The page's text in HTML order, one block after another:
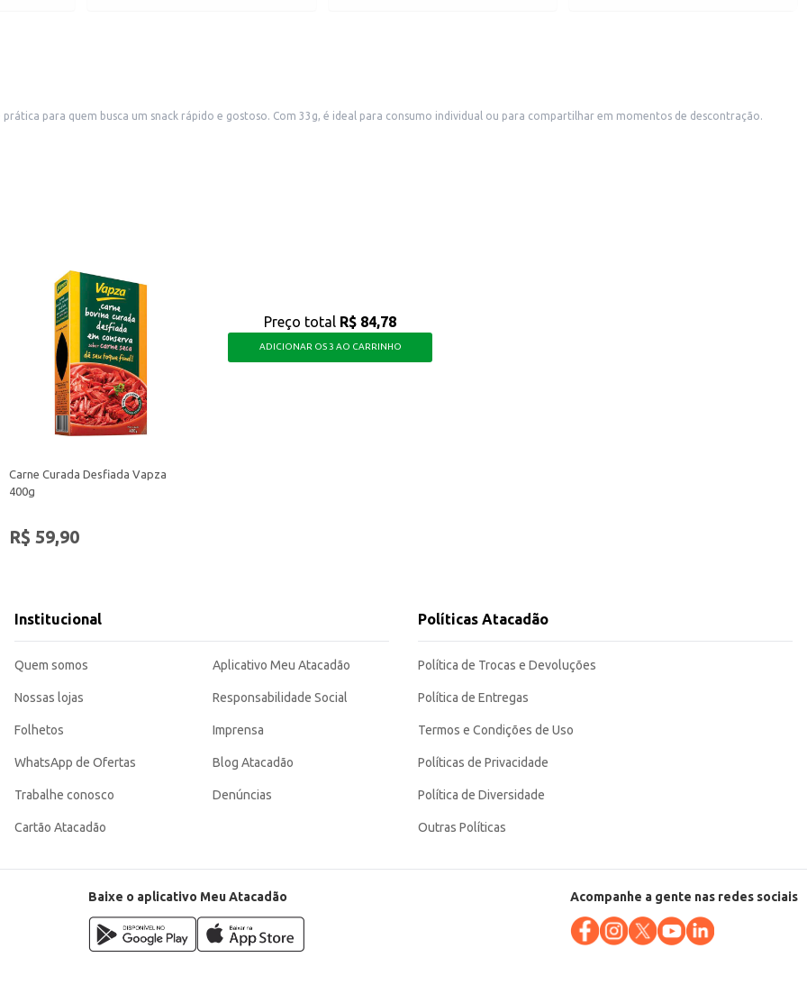
para quem busca um snack rápido e gostoso. Com 33g, é ideal para consumo individual ou para compartilhar em momentos de descontração.
Carne Curada Desfiada Vapza
400g
R$ 59,90
Preço total R$ 84,78
ADICIONAR OS 3 AO CARRINHO
Institucional
Quem somos
Nossas lojas
Folhetos
WhatsApp de Ofertas
Trabalhe conosco
Cartão Atacadão
Aplicativo Meu Atacadão
Responsabilidade Social
Imprensa
Blog Atacadão
Denúncias
Políticas Atacadão
Política de Trocas e Devoluções
Política de Entregas
Termos e Condições de Uso
Políticas de Privacidade
Política de Diversidade
Outras Políticas
Baixe o aplicativo Meu Atacadão Acompanhe a gente nas redes sociais